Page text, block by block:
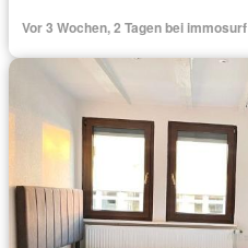
Vor 3 Wochen, 2 Tagen bei immosurf